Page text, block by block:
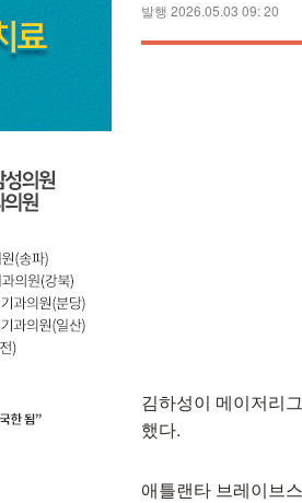
발행 2026.05.03 09: 20
김하성이 메이저리
했다.
애틀랜타 브레이브